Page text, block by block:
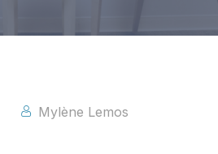
Mylène Lemos